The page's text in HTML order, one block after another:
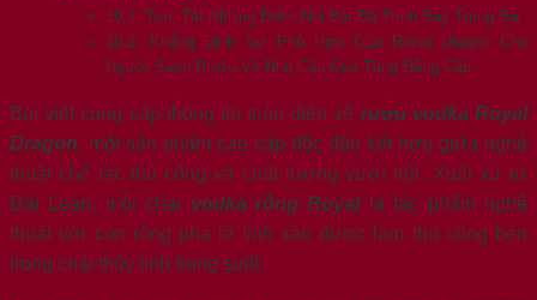
10.1. Tóm Tắt Những Điểm Nổi Bật Đã Trình Bày Trong Bài
10.2. Khẳng Định Sự Phù Hợp Của Royal Dragon Cho
Người Sành Rượu Và Nhu Cầu Quà Tặng Đẳng Cấp
Bài viết cung cấp thông tin toàn diện về rượu vodka Royal
Dragon, một sản phẩm cao cấp độc đáo kết hợp giữa nghệ
thuật chế tác thủ công và chất lượng vượt trội. Xuất xứ từ
Đài Loan, mỗi chai vodka rồng Royallà tác phẩm nghệ
thuật với con rồng pha lê tinh xảo được làm thủ công bên
trong chai thủy tinh trong suốt.